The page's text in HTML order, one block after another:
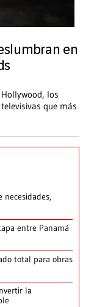
en
los
que más
necesidades,
entre Panamá
total para obras
la